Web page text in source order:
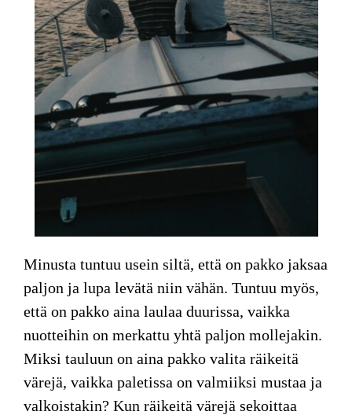
Minusta tuntuu usein siltä, että on pakko jaksaa
paljon ja lupa levätä niin vähän. Tuntuu myös,
että on pakko aina laulaa duurissa, vaikka
nuotteihin on merkattu yhtä paljon mollejakin.
Miksi tauluun on aina pakko valita räikeitä
värejä, vaikka paletissa on valmiiksi mustaa ja
valkoistakin? Kun räikeitä värejä sekoittaa